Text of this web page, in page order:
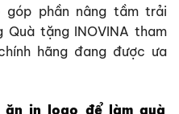
phần nâng tầm trải
Quà tặng INOVINA tham
hãng đang được ưa
in logo để làm quà